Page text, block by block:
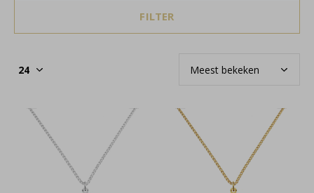
FILTER